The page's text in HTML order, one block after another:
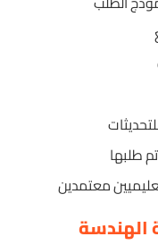
طلبها
معتمدين
الهندسة